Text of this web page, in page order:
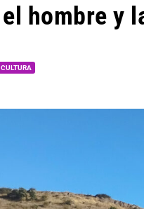
hombre y
CULTURA